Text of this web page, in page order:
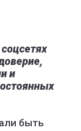
и
быть